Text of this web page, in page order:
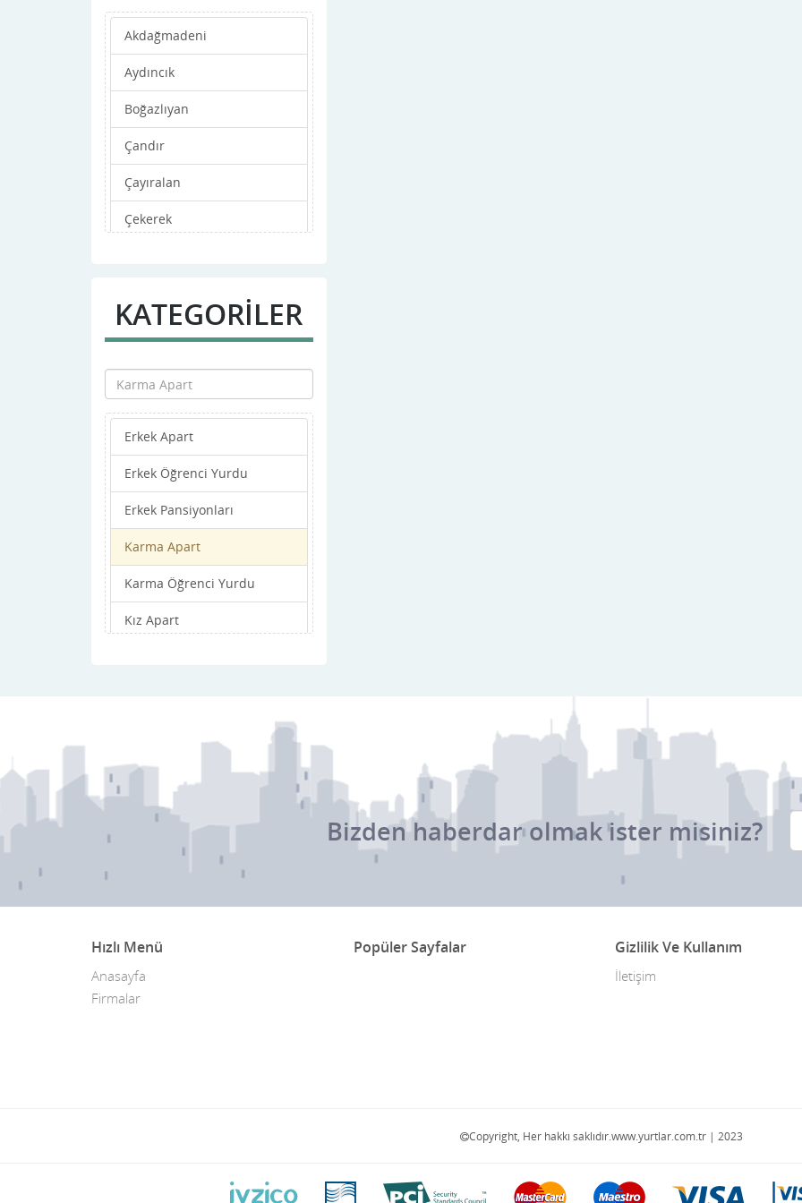
Akdağmadeni
Aydıncık
Boğazlıyan
Çandır
Çayıralan
Çekerek
Saraykent
Sarıkaya
Şefaatli
Sorgun
Yenifakılı
Yerköy
KATEGORİLER
Erkek Apart
Erkek Öğrenci Yurdu
Erkek Pansiyonları
Karma Apart
Karma Öğrenci Yurdu
Kız Apart
Bizden haberdar olmak ister misiniz?
Hızlı Menü
Anasayfa
Firmalar
Popüler Sayfalar Gizlilik Ve Kullanım
İletişim
Copyright, Her hakkı saklıdır.www.yurtlar.com.tr | 2023